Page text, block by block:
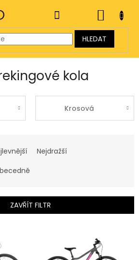
HLEDAT
KOŠÍK
kola
Krosová
Nejdražší
ZAVŘÍT FILTR